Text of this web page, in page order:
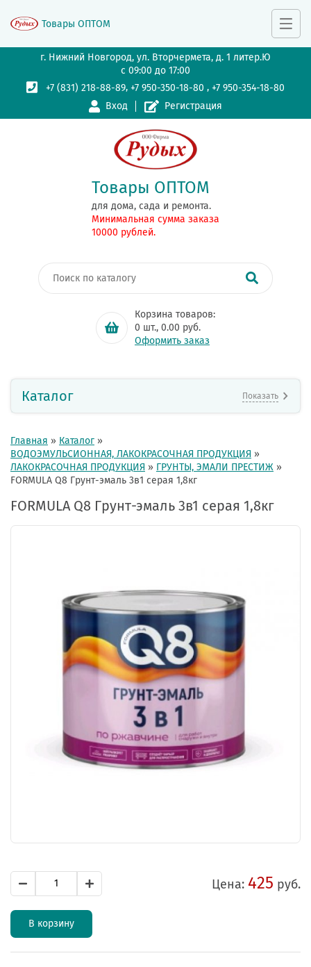
г. Нижний Новгород, ул. Вторчермета, д. 1 литер.Ю
с 09:00 до 17:00
+7 (831) 218-88-89,+7 950-350-18-80 ,+7 950-354-18-80
Вход
Регистрация
Товары ОПТОМ
для дома, сада и ремонта.
Минимальная сумма заказа
10000 рублей.
Корзина товаров:
0 шт., 0.00 руб.
Оформить заказ
Товары ОПТОМ
Каталог Показать
Главная » Каталог »
ВОДОЭМУЛЬСИОННАЯ, ЛАКОКРАСОЧНАЯ ПРОДУКЦИЯ »
ЛАКОКРАСОЧНАЯ ПРОДУКЦИЯ » ГРУНТЫ, ЭМАЛИ ПРЕСТИЖ »
FORMULA Q8 Грунт-эмаль 3в1 серая 1,8кг
FORMULA Q8 Грунт-эмаль 3в1 серая 1,8кг
Цена: 425 руб.
В корзину